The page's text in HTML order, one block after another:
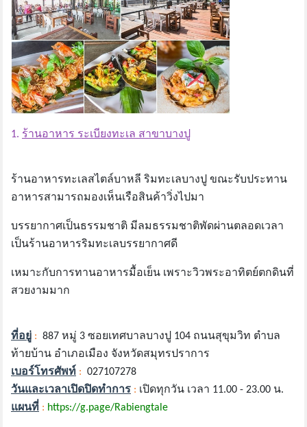
1. ร้านอาหาร ระเบียงทะเล สาขาบางปู
ร้านอาหารทะเลสไตล์บาหลี ริมทะเลบางปู ขณะรับประทาน
อาหารสามารถมองเห็นเรือสินค้าวิ่งไปมา
บรรยากาศเป็นธรรมชาติ มีลมธรรมชาติพัดผ่านตลอดเวลา
เป็นร้านอาหารริมทะเลบรรยากาศดี
เหมาะกับการทานอาหารมื้อเย็น เพราะวิวพระอาทิตย์ตกดินที่
สวยงามมาก
ที่อยู่ : 887 หมู่ 3 ซอยเทศบาลบางปู 104 ถนนสุขุมวิท ตำบล
ท้ายบ้าน อำเภอเมือง จังหวัดสมุทรปราการ
เบอร์โทรศัพท์ : 027107278
วันและเวลาเปิดปิดทำการ : เปิดทุกวัน เวลา 11.00 - 23.00 น.
แผนที่ : https://g.page/Rabiengtale